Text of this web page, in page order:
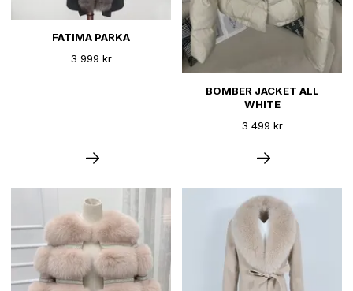
FATIMA PARKA
3 999 kr
BOMBER JACKET ALL
WHITE
3 499 kr